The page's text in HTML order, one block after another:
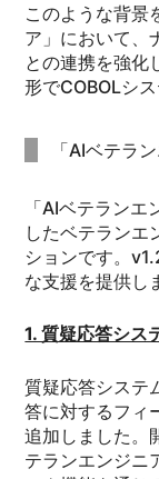
このような背景
ア」において、
との連携を強化
形でCOBOLシ
「AIベテラ
「AIベテラン
したベテランエ
ションです。
な支援を提供し
1. 質疑応答シス
質疑応答システ
答に対するフィ
追加しました。
テランエンジニ